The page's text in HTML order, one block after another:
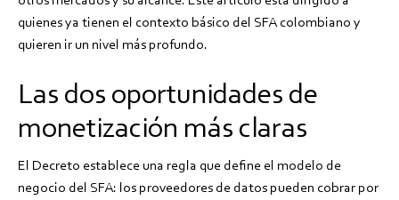
quienes ya tienen el contexto básico del SFA colombiano y
quieren ir un nivel más profundo.
Las dos oportunidades de
monetización más claras
El Decreto establece una regla que define el modelo de
negocio del SFA: los proveedores de datos pueden cobrar por